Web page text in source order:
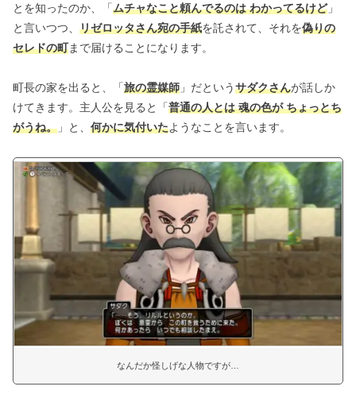
とを知ったのか、「ムチャなこと頼んでるのは わかってるけど」
と言いつつ、 リゼロッタさん宛の手紙を託されて、それを偽りの
セレドの町まで届けることになります。
町長の家を出ると、「旅の霊媒師 」だというサダクさんが話しか
けてきます。主人公を見ると「普通の人とは 魂の色が ちょっとち
がうね。 」と、 何かに気付いたようなことを言います。
なんだか怪しげな人物ですが…